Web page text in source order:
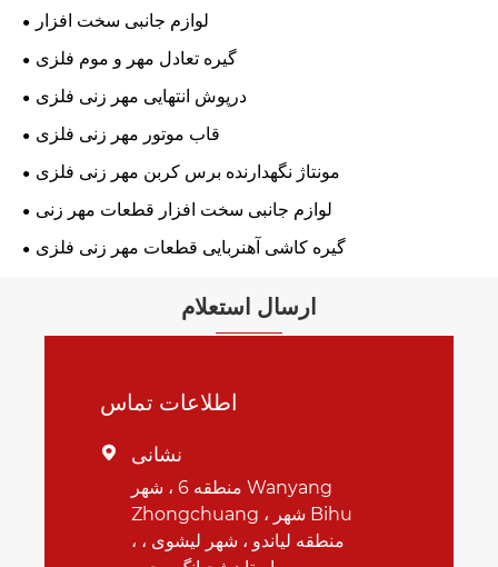
لوازم جانبی سخت افزار
گیره تعادل مهر و موم فلزی
درپوش انتهایی مهر زنی فلزی
قاب موتور مهر زنی فلزی
مونتاژ نگهدارنده برس کربن مهر زنی فلزی
لوازم جانبی سخت افزار قطعات مهر زنی
گیره کاشی آهنربایی قطعات مهر زنی فلزی
ارسال استعلام
اطلاعات تماس
 نشانی
منطقه 6 ، شهر Wanyang
Zhongchuang ، شهر Bihu
، منطقه لیاندو ، شهر لیشوی ،